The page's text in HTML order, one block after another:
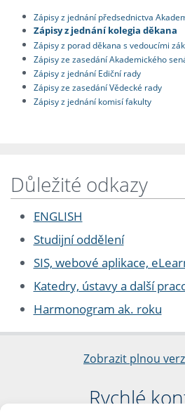
Zápisy z jednání předsednictva
Zápisy z jednání kolegia děkana
Zápisy z porad děkana s vedoucími
Zápisy ze zasedání Akademického
Zápisy z jednání Ediční rady
Zápisy ze zasedání Vědecké rady
Zápisy z jednání komisí fakulty
Důležité odkazy
ENGLISH
Studijní oddělení
SIS, webové aplikace,
Katedry, ústavy a další
Harmonogram ak. roku
Zobrazit plnou
Rychlé